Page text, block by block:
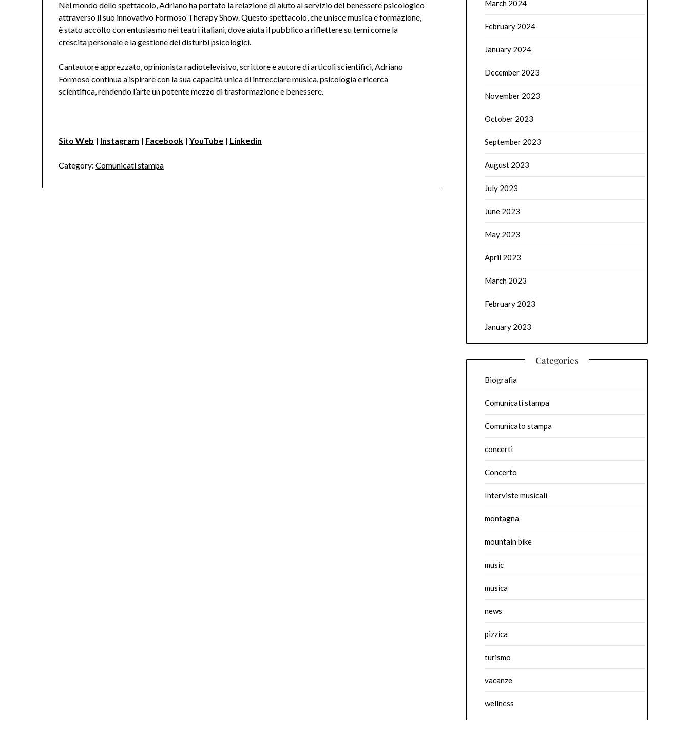
Nel mondo dello spettacolo, Adriano ha portato la relazione di aiuto al servizio del benessere psicologico
attraverso il suo innovativo Formoso Therapy Show. Questo spettacolo, che unisce musica e formazione,
è stato accolto con entusiasmo nei teatri italiani, dove aiuta il pubblico a riflettere su temi come la
crescita personale e la gestione dei disturbi psicologici.
Cantautore apprezzato, opinionista radiotelevisivo, scrittore e autore di articoli scientifici, Adriano
Formoso continua a ispirare con la sua capacità unica di intrecciare musica, psicologia e ricerca
scientifica, rendendo l’arte un potente mezzo di trasformazione e benessere.
Sito Web | Instagram | Facebook |YouTube | Linkedin
Category: Comunicati stampa
March 2024
February 2024
January 2024
December 2023
November 2023
October 2023
September 2023
August 2023
July 2023
June 2023
May 2023
April 2023
March 2023
February 2023
January 2023
Categories
Biografia
Comunicati stampa
Comunicato stampa
concerti
Concerto
Interviste musicali
montagna
mountain bike
music
musica
news
pizzica
turismo
vacanze
wellness